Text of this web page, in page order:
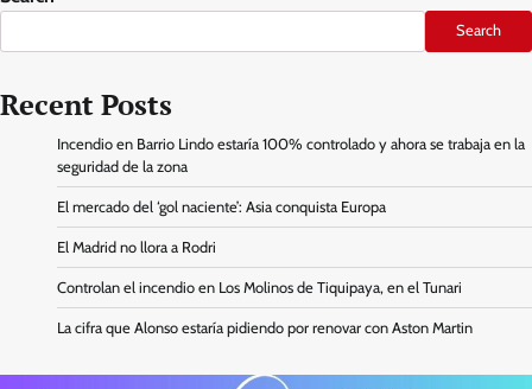
Search
Recent Posts
Incendio en Barrio Lindo estaría 100% controlado y ahora se trabaja en la
seguridad de la zona
El mercado del ‘gol naciente’: Asia conquista Europa
El Madrid no llora a Rodri
Controlan el incendio en Los Molinos de Tiquipaya, en el Tunari
La cifra que Alonso estaría pidiendo por renovar con Aston Martin